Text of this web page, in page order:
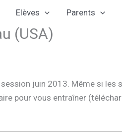
Elèves Parents
(USA)
juin 2013. Même si
pour vous entraîner